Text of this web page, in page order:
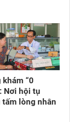
khám “0
Nơi hội tụ
tấm lòng nhân